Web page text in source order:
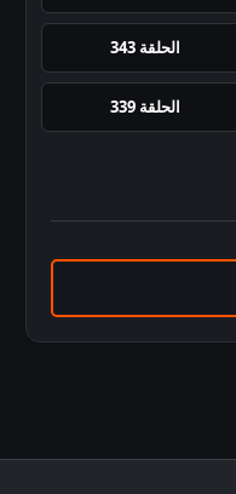
الحلقة 343
الحلقة 339